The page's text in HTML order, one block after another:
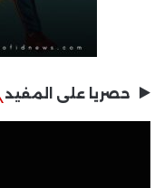
حصريا على المفيد